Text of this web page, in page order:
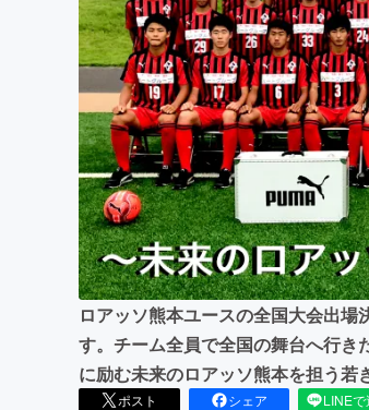
ビジネス・起業
まちづくり・地域活
ロアッソ熊本ユースの全国大会出
す。チーム全員で全国の舞台へ行き
に励む未来のロアッソ熊本を担う若
ポスト シェア LINEで